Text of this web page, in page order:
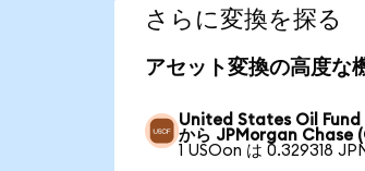
さらに変換を探る
アセット変換の高度な
United States Oil Fund
から JPMorgan Chase
1 USOon は 0.329318